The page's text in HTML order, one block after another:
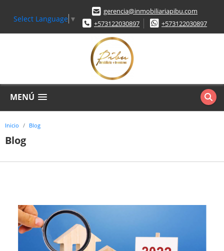
Select Language ▼
gerencia@inmobiliariapibu.com
+573122030897
+573122030897
MENÚ
Inicio Blog
Blog